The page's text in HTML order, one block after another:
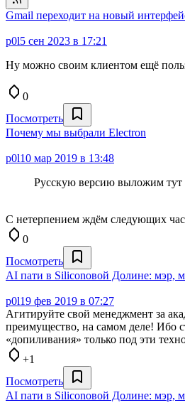
Gmail переходит на новый
p0l5 сен 2023 в 17:21
Ну можно своим клиентом ещё
0
Посмотреть
Почему мы выбрали Electron
p0l10 мар 2019 в 13:48
Русскую версию выложим тут
С нетерпением ждём следующих
0
Посмотреть
AI пати в Siliconовой Долине: мэр,
p0l19 фев 2019 в 07:27
Агитируйте свой менеджмент за
преимущество, на самом деле! Ибо
«допиливания» только под эти
+1
Посмотреть
AI пати в Siliconовой Долине: мэр,